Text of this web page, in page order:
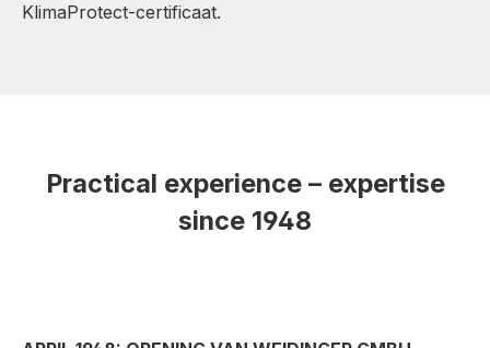
KlimaProtect-certificaat.
Practical experience – expertise
since 1948